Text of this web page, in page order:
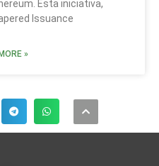
Esta iniciativa,
Issuance
»